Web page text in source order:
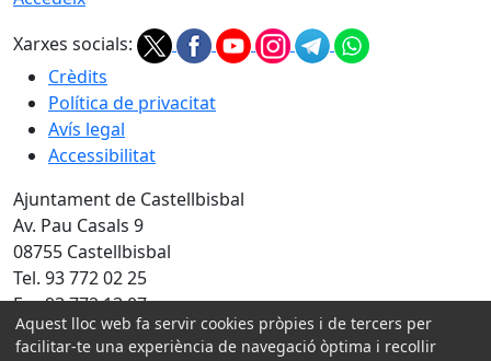
Xarxes socials:
Crèdits
Política de privacitat
Avís legal
Accessibilitat
Ajuntament de Castellbisbal
Av. Pau Casals 9
08755 Castellbisbal
Tel. 93 772 02 25
Fax 93 772 13 07
Amb la col·laboració de:
Aquest lloc web fa servir cookies pròpies i de tercers per
facilitar-te una experiència de navegació òptima i recollir